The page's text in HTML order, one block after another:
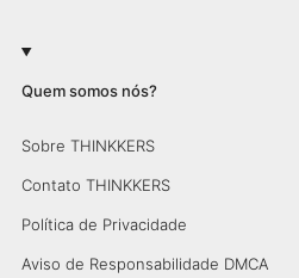
Quem somos nós?
Sobre THINKKERS
Contato THINKKERS
Política de Privacidade
Aviso de Responsabilidade DMCA